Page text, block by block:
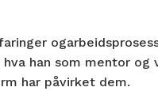
han som mentor
har påvirket dem.